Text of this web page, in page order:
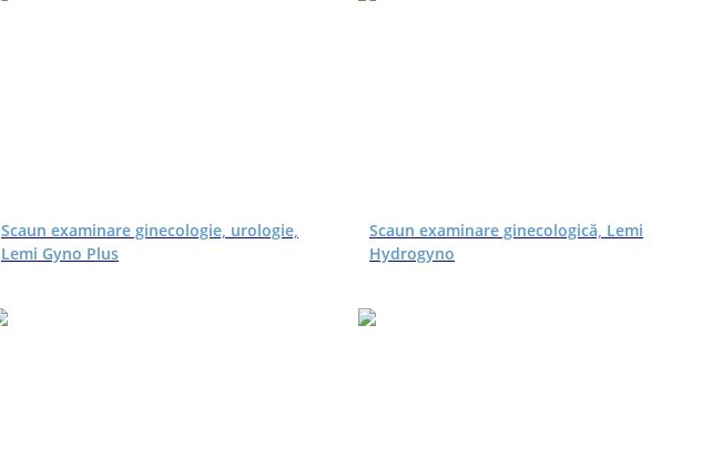
Scaun examinare ginecologie, urologie,
Lemi Gyno Plus
Scaun examinare ginecologică, Lemi
Hydrogyno